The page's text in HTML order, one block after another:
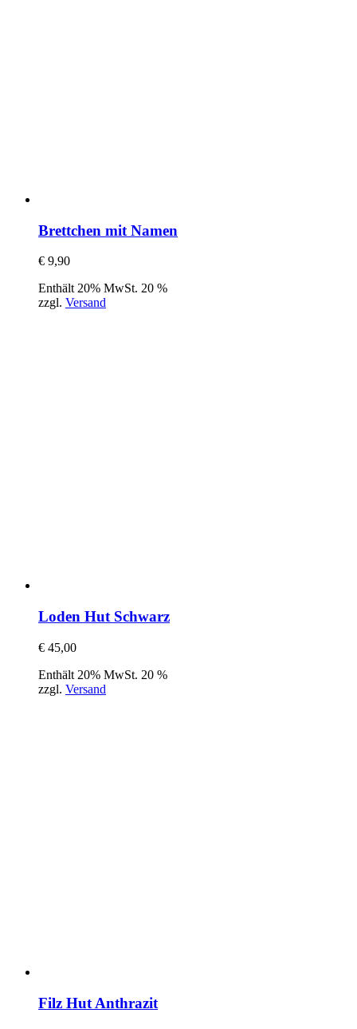
Brettchen mit Namen
€ 9,90
Enthält 20% MwSt. 20 %
zzgl. Versand
Loden Hut Schwarz
€ 45,00
Enthält 20% MwSt. 20 %
zzgl. Versand
Filz Hut Anthrazit